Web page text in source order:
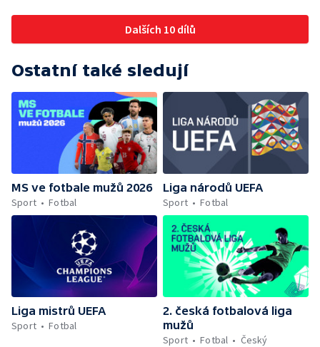
Dalších 10 dílů
Ostatní také sledují
MS ve fotbale mužů 2026
Sport
Fotbal
Liga národů UEFA
Sport
Fotbal
Liga mistrů UEFA
Sport
Fotbal
2. česká fotbalová liga
mužů
Sport
Fotbal Český